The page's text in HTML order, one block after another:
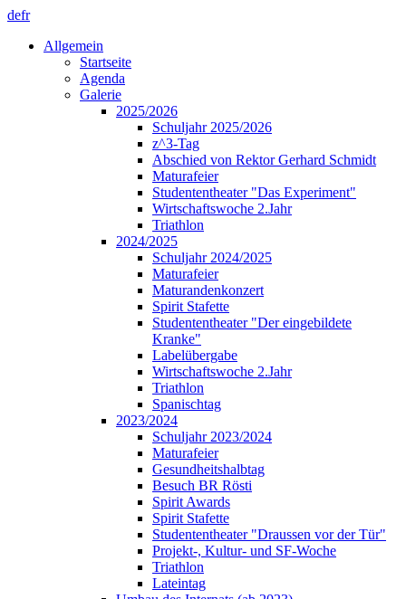
defr
Allgemein
Startseite
Agenda
Galerie
2025/2026
Schuljahr 2025/2026
z^3-Tag
Abschied von Rektor Gerhard Schmidt
Maturafeier
Studententheater "Das Experiment"
Wirtschaftswoche 2.Jahr
Triathlon
2024/2025
Schuljahr 2024/2025
Maturafeier
Maturandenkonzert
Spirit Stafette
Studententheater "Der eingebildete
Kranke"
Labelübergabe
Wirtschaftswoche 2.Jahr
Triathlon
Spanischtag
2023/2024
Schuljahr 2023/2024
Maturafeier
Gesundheitshalbtag
Besuch BR Rösti
Spirit Awards
Spirit Stafette
Studententheater "Draussen vor der Tür"
Projekt-, Kultur- und SF-Woche
Triathlon
Lateintag